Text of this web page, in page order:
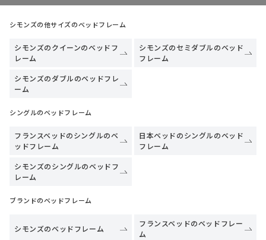
シモンズの他サイズのベッドフレーム
シモンズのクイーンのベッドフ
レーム
シモンズのセミダブルのベッド
フレーム
シモンズのダブルのベッドフレ
ーム
シングルのベッドフレーム
フランスベッドのシングルのベ
ッドフレーム
日本ベッドのシングルのベッド
フレーム
シモンズのシングルのベッドフ
レーム
ブランドのベッドフレーム
シモンズのベッドフレーム
フランスベッドのベッドフレー
ム